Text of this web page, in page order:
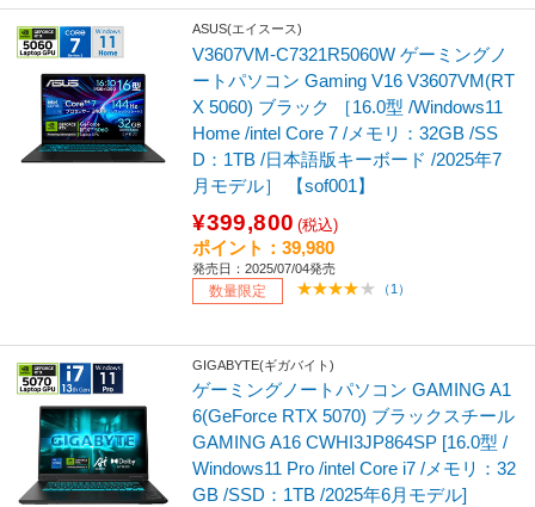
ASUS(エイスース)
V3607VM-C7321R5060W ゲーミングノ
ートパソコン Gaming V16 V3607VM(RT
X 5060) ブラック ［16.0型 /Windows11
Home /intel Core 7 /メモリ：32GB /SS
D：1TB /日本語版キーボード /2025年7
月モデル］ 【sof001】
¥399,800 (税込)
ポイント：39,980
発売日：2025/07/04発売
数量限定 （1）
GIGABYTE(ギガバイト)
ゲーミングノートパソコン GAMING A1
6(GeForce RTX 5070) ブラックスチール
GAMING A16 CWHI3JP864SP [16.0型 /
Windows11 Pro /intel Core i7 /メモリ：32
GB /SSD：1TB /2025年6月モデル]